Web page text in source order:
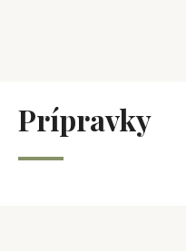
Prípravky